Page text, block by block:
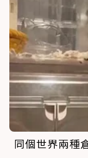
同個世界兩種